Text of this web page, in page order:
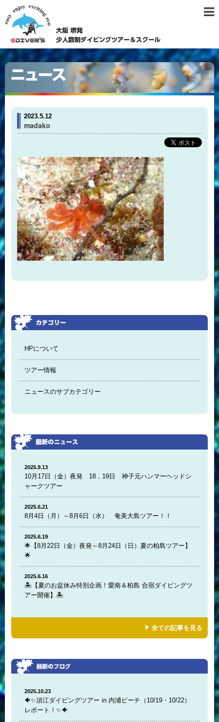
2023.5.12
madako
HPについて
ツアー情報
ニュースのサブカテゴリー
2025.9.13
10月17日（金）夜発 18，19日 神子元ハンマーヘッドシ
ャークツアー
2025.6.21
8月4日（月）～8月6日（水） 奄美大島ツアー！！
2025.6.19
🌟【8月22日（金）夜発～8月24日（日）夏の柏島ツアー】
🌟
2025.6.16
🏝️【夏のお盆休み特別企画！愛南＆柏島 合宿ダイビングツ
アー開催】🏝️
全ての記事を見る
2025.10.23
🐠✨須江ダイビングツアー in 内浦ビーチ（10/19・10/22）
レポート！✨🐠